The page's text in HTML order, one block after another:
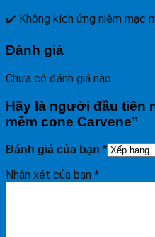
✔️ Không kích ứng niêm mạc
Đánh giá
Chưa có đánh giá nào.
Hãy là người đầu tiên
mềm cone Carvene”
Đánh giá của bạn *
Nhận xét của bạn *